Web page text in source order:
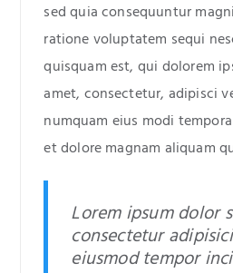
sed quia consequuntur
ratione voluptatem sequi
quisquam est, qui dolorem
amet, consectetur, adipisci
numquam eius modi
et dolore magnam aliquam
Lorem ipsum dolor
consectetur
eiusmod tempor